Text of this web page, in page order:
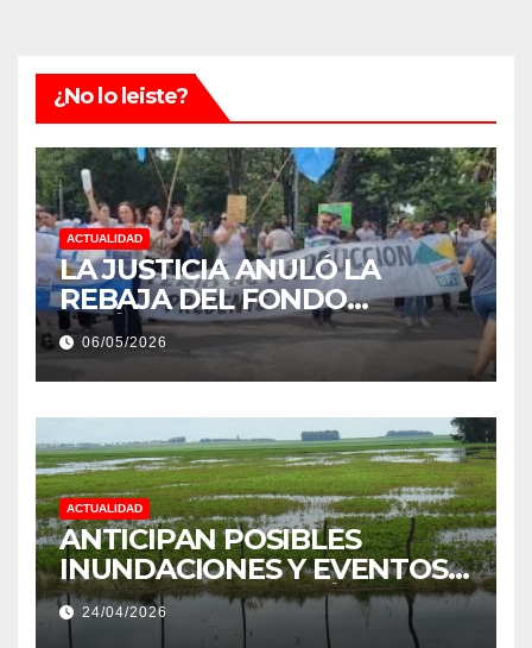
¿No lo leiste?
ACTUALIDAD
LA JUSTICIA ANULÓ LA
REBAJA DEL FONDO
ESTÍMULO A EMPLEADOS DE
PRODUCCIÓN DE LA
PROVINCIA DEL CHACO
06/05/2026
ACTUALIDAD
ANTICIPAN POSIBLES
INUNDACIONES Y EVENTOS
EXTREMOS: “PODRÍA SER UN
NIÑO MUY IMPORTANTE”
24/04/2026